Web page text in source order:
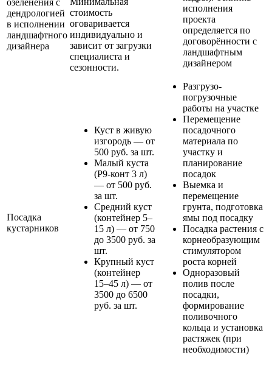
дендрологией
в исполнении
ландшафтного
дизайнера
стоимость
оговаривается
индивидуально и
зависит от загрузки
специалиста и
сезонности.
исполнения
проекта
определяется по
договорённости с
ландшафтным
дизайнером
Посадка
кустарников
Куст в живую
изгородь — от
500 руб. за шт.
Малый куста
(Р9-конт 3 л)
— от 500 руб.
за шт.
Средний куст
(контейнер 5–
15 л) — от 750
до 3500 руб. за
шт.
Крупный куст
(контейнер
15–45 л) — от
3500 до 6500
руб. за шт.
Разгрузо-
погрузочные
работы на участке
Перемещение
посадочного
материала по
участку и
планирование
посадок
Выемка и
перемещение
грунта, подготовка
ямы под посадку
Посадка растения с
корнеобразующим
стимулятором
роста корней
Одноразовый
полив после
посадки,
формирование
поливочного
кольца и установка
растяжек (при
необходимости)